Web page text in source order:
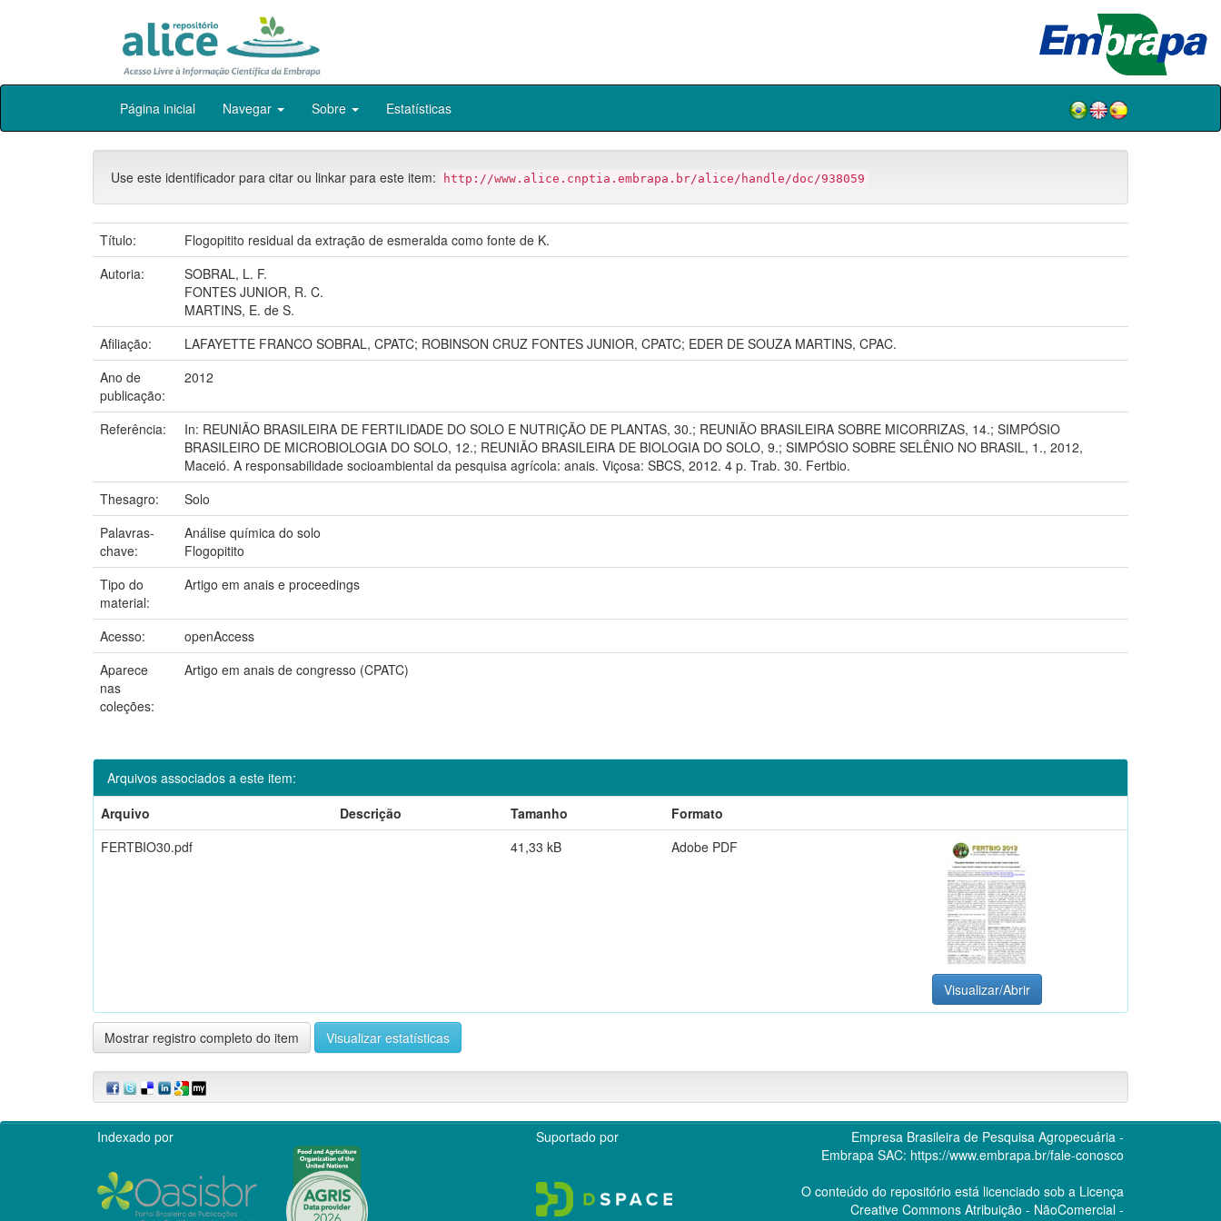
Skip
Página inicial Navegar Sobre Estatísticas
Use este identificador para citar ou linkar para este item: http://www.alice.cnptia.embrapa.br/alice/handle/doc/938059
Título:
Flogopitito residual da extração de esmeralda como fonte de K.
Autoria:
SOBRAL, L. F.
FONTES JUNIOR, R. C.
MARTINS, E. de S.
Afiliação:
LAFAYETTE FRANCO SOBRAL, CPATC; ROBINSON CRUZ FONTES JUNIOR, CPATC; EDER DE SOUZA MARTINS, CPAC.
Ano de
publicação:
2012
Referência:
In: REUNIÃO BRASILEIRA DE FERTILIDADE DO SOLO E NUTRIÇÃO DE PLANTAS, 30.; REUNIÃO BRASILEIRA SOBRE MICORRIZAS, 14.; SIMPÓSIO
BRASILEIRO DE MICROBIOLOGIA DO SOLO, 12.; REUNIÃO BRASILEIRA DE BIOLOGIA DO SOLO, 9.; SIMPÓSIO SOBRE SELÊNIO NO BRASIL, 1., 2012,
Maceió. A responsabilidade socioambiental da pesquisa agrícola: anais. Viçosa: SBCS, 2012. 4 p. Trab. 30. Fertbio.
Thesagro:
Solo
Palavras-
chave:
Análise química do solo
Flogopitito
Tipo do
material:
Artigo em anais e proceedings
Acesso:
openAccess
Aparece
nas
coleções:
Artigo em anais de congresso (CPATC)
Arquivos associados a este item:
Arquivo
Descrição Tamanho
Formato
FERTBIO30.pdf
41,33 kB Adobe PDF
Visualizar/Abrir
Mostrar registro completo do item Visualizar estatísticas
Indexado por Suportado por
Empresa Brasileira de Pesquisa Agropecuária -
Embrapa SAC: https://www.embrapa.br/fale-conosco
O conteúdo do repositório está licenciado sob a Licença
Creative CommonsAtribuição - NãoComercial -